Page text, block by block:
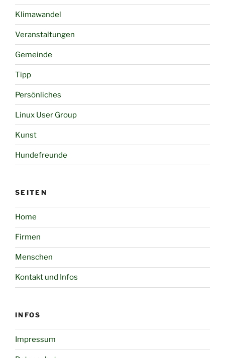
Klimawandel
Veranstaltungen
Gemeinde
Tipp
Persönliches
Linux User Group
Kunst
Hundefreunde
SEITEN
Home
Firmen
Menschen
Kontakt und Infos
INFOS
Impressum